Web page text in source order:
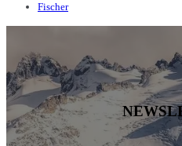
Fischer